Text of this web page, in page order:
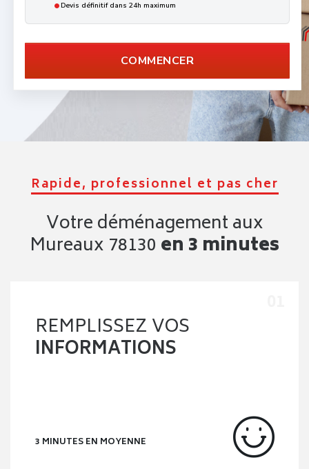
•Devis définitif dans 24h maximum
COMMENCER
Rapide, professionnel et pas cher
Votre déménagement aux
Mureaux 78130 en 3 minutes
REMPLISSEZ VOS
INFORMATIONS
3 MINUTES EN MOYENNE